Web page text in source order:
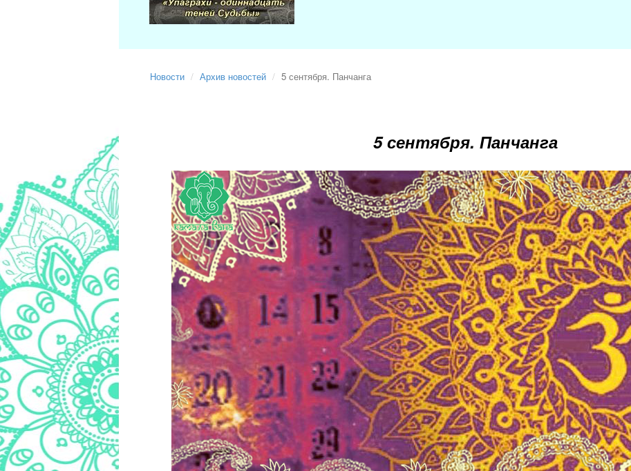
Новости Архив новостей 5 сентября. Панчанга
5 сентября. Панчанга